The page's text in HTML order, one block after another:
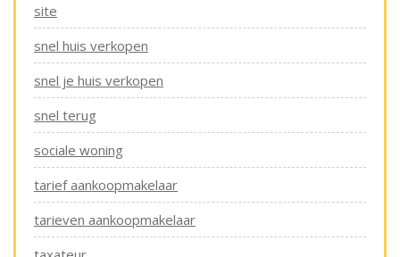
site
snel huis verkopen
snel je huis verkopen
snel terug
sociale woning
tarief aankoopmakelaar
tarieven aankoopmakelaar